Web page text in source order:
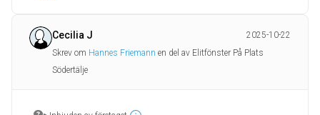
Cecilia J
2025-10-22
Skrev om Hannes Friemann en del av Elitfönster På Plats
Södertälje